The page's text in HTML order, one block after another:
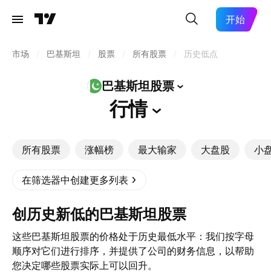
开始
市场 巴基斯坦 股票 所有股票 历史低点
巴基斯坦股票
行情
所有股票 涨幅榜 最大输家 大盘股 小
在筛选器中创建更多列表
创历史新低的巴基斯坦股票
这些巴基斯坦股票的价格处于历史最低水平：我们按字母
顺序对它们进行排序，并提供了公司的财务信息，以帮助
您决定哪些股票实际上可以回升。